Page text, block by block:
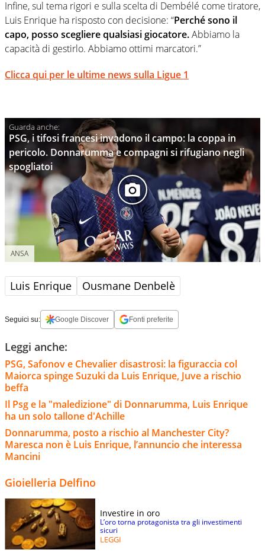
Infine, sul tema rigori e sulla scelta di Dembélé come tiratore,
Luis Enrique ha risposto con decisione: “Perché sono il
capo, posso scegliere qualsiasi giocatore.Abbiamo la
capacità di gestirlo. Abbiamo ottimi marcatori.”
Clicca qui per le ultime news sulla Ligue 1
PSG, i tifosi francesi invadono il campo: la coppa in
pericolo. Donnarumma e compagni si rifugiano negli
spogliatoi
ANSA
Luis Enrique Ousmane Denbelè
Seguici su: Google Discover Fonti preferite
Leggi anche:
PSG, Safonov e Chevalier disastrosi: la figuraccia col
Maiorca spinge Suzuki da Luis Enrique, Juve a rischio
beffa
Il Psg e la "maledizione" di Donnarumma, Luis Enrique
ha un solo tallone d'Achille
Donnarumma, posto a rischio al Manchester City?
Maresca non è Luis Enrique, l’annuncio che interessa
Mancini
Gioielleria Delfino
Investire in oro
L’oro torna protagonista tra gli investimenti
sicuri
LEGGI